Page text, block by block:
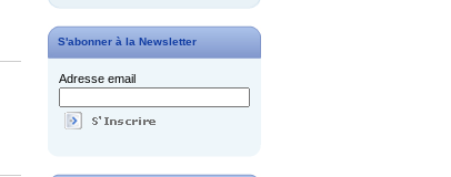
S'abonner à la Newsletter
Adresse email